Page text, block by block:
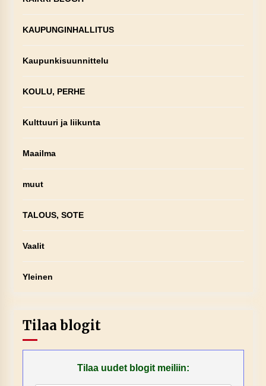
KAUPUNGINHALLITUS
Kaupunkisuunnittelu
KOULU, PERHE
Kulttuuri ja liikunta
Maailma
muut
TALOUS, SOTE
Vaalit
Yleinen
Tilaa blogit
Tilaa uudet blogit meiliin: